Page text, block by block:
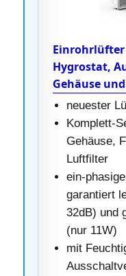
Einrohrlüfter
Hygrostat,
Gehäuse
neuester
Komplett-
Gehäuse,
Luftfilter
ein-
garantiert
32dB) und
(nur 11W)
mit